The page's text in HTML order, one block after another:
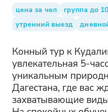
цена за чел группа до
утренний выезд
Конный тур к
увлекательная 5-
уникальным
Дагестана, где вас
захватывающие